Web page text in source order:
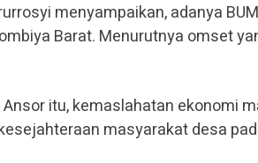
menyampaikan, adanya
Barat. Menurutnya omset
itu, kemaslahatan ekonomi
masyarakat desa